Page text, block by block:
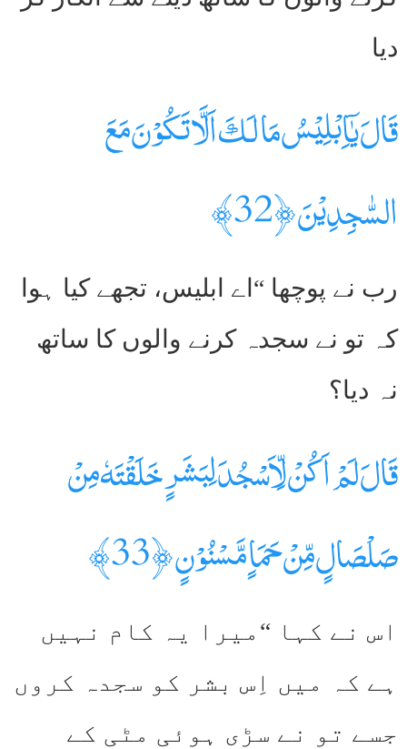
دیا
قَالَ يٰۤاِبۡلِيۡسُ مَا لَـكَ اَلَّا تَكُوۡنَ مَعَ
السّٰجِدِيۡنَ ﴿32﴾
رب نے پوچھا “اے ابلیس، تجھے کیا ہوا
کہ تو نے سجدہ کرنے والوں کا ساتھ
نہ دیا؟
قَالَ لَمۡ اَكُنۡ لِّاَسۡجُدَ لِبَشَرٍ خَلَقۡتَهٗ مِنۡ
صَلۡصَالٍ مِّنۡ حَمَاٍ مَّسۡنُوۡنٍ ﴿33﴾
اس نے کہا “میرا یہ کام نہیں
ہے کہ میں اِس بشر کو سجدہ کروں
جسے تو نے سڑی ہوئی مٹی کے